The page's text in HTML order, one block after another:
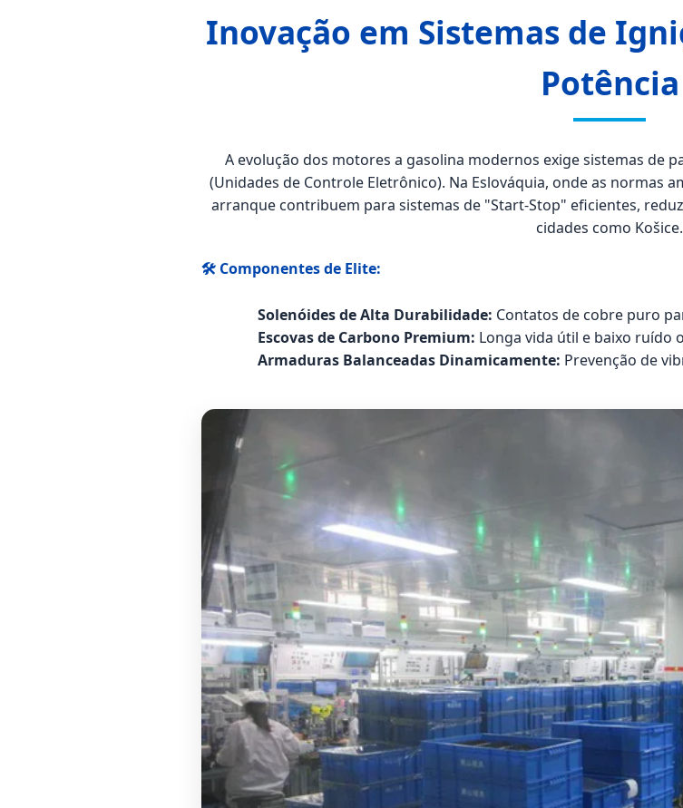
Inovação em Sistemas de
Potência
A evolução dos motores a gasolina modernos exige sistemas de
(Unidades de Controle Eletrônico). Na Eslováquia, onde as normas
arranque contribuem para sistemas de "Start-Stop" eficientes,
cidades como Košice.
🛠️ Componentes de Elite:
Solenóides de Alta Durabilidade: Contatos de cobre puro
Escovas de Carbono Premium: Longa vida útil e baixo ruído
Armaduras Balanceadas Dinamicamente: Prevenção de